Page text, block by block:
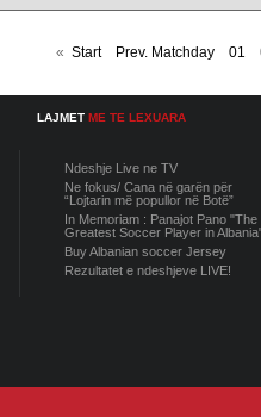
« Start Prev. Matchday 01
LAJMET ME TE LEXUARA
Ndeshje Live ne TV
Ne fokus/ Cana në garën për
“Lojtarin më popullor në Botë”
In Memoriam : Panajot Pano "The
Greatest Soccer Player in
Buy Albanian soccer Jersey
Rezultatet e ndeshjeve LIVE!